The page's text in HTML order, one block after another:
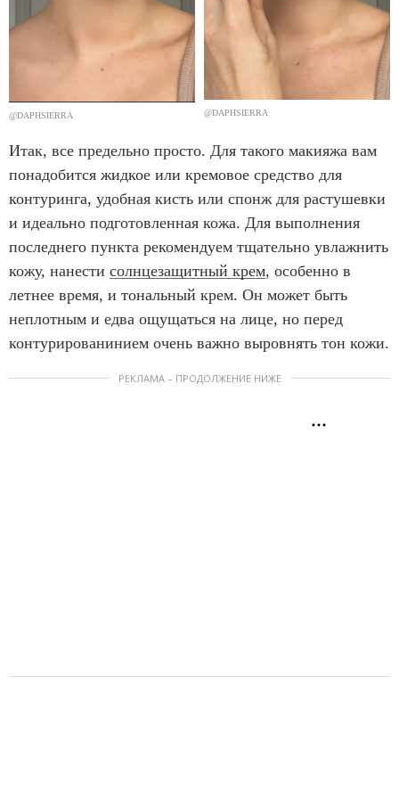
@DAPHSIERRA @DAPHSIERRA
Итак, все предельно просто. Для такого макияжа вам
понадобится жидкое или кремовое средство для
контуринга, удобная кисть или спонж для растушевки
и идеально подготовленная кожа. Для выполнения
последнего пункта рекомендуем тщательно увлажнить
кожу, нанести солнцезащитный крем, особенно в
летнее время, и тональный крем. Он может быть
неплотным и едва ощущаться на лице, но перед
контурированинием очень важно выровнять тон кожи.
РЕКЛАМА – ПРОДОЛЖЕНИЕ НИЖЕ